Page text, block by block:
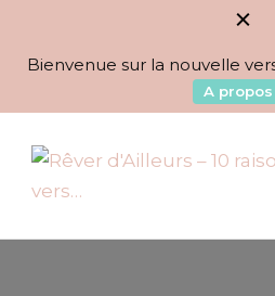
Bienvenue sur la nouvelle
A propos
Rêver
BLOG VOYAGES DEPUIS 2010